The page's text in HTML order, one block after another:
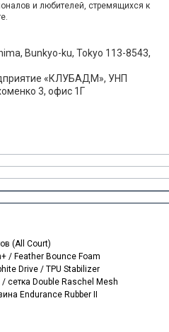
и любителей, стремящихся к
Bunkyo-ku, Tokyo 113-8543,
«КЛУБАДМ», УНП
3, офис 1Г
(All Court)
/ Feather Bounce Foam
Drive / TPU Stabilizer
/ сетка Double Raschel Mesh
Endurance Rubber II